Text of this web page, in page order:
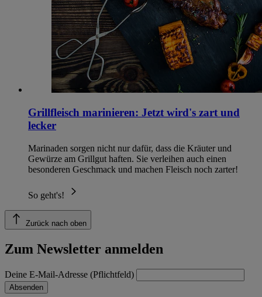
Grillfleisch marinieren: Jetzt wird's zart und
lecker
Marinaden sorgen nicht nur dafür, dass die Kräuter und
Gewürze am Grillgut haften. Sie verleihen auch einen
besonderen Geschmack und machen Fleisch noch zarter!
So geht's!
Zurück nach oben
Zum Newsletter anmelden
Deine E-Mail-Adresse (Pflichtfeld)
Absenden